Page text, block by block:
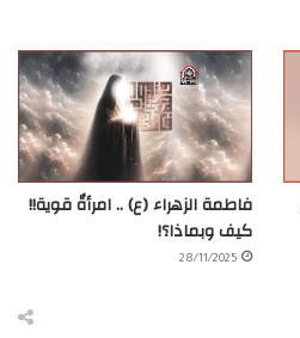
فاطمة الزهراء (ع) .. امرأةٌ قوية!!
كيف وبماذا؟!
28/11/2025